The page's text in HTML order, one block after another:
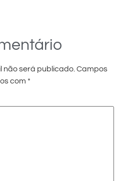
não será publicado. Campos
com *